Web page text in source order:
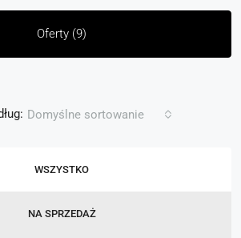
Oferty (9)
WSZYSTKO
NA SPRZEDAŻ
Domyślne sortowanie